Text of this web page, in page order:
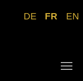
DE FR EN